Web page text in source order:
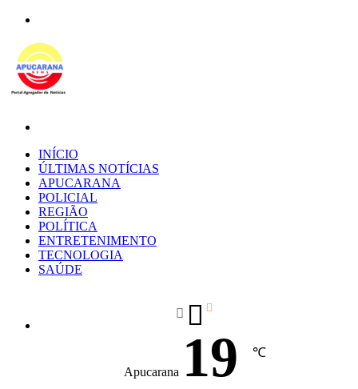
INÍCIO
ÚLTIMAS NOTÍCIAS
APUCARANA
POLICIAL
REGIÃO
POLÍTICA
ENTRETENIMENTO
TECNOLOGIA
SAÚDE
Apucarana 19 ℃